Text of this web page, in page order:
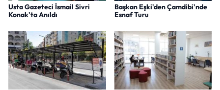
Usta Gazeteci İsmail Sivri
Konak'ta Anıldı
Başkan Eşki'den Çamdibi'nde
Esnaf Turu